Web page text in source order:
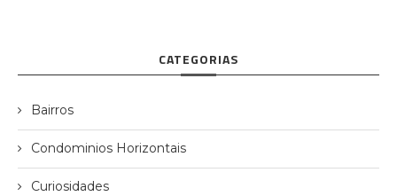
CATEGORIAS
Bairros
Condominios Horizontais
Curiosidades